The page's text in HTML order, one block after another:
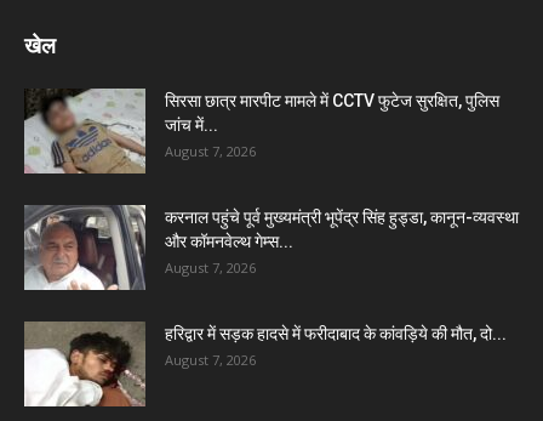
खेल
सिरसा छात्र मारपीट मामले में CCTV फुटेज सुरक्षित, पुलिस
जांच में...
August 7, 2026
करनाल पहुंचे पूर्व मुख्यमंत्री भूपेंद्र सिंह हुड्डा, कानून-व्यवस्था
और कॉमनवेल्थ गेम्स...
August 7, 2026
हरिद्वार में सड़क हादसे में फरीदाबाद के कांवड़िये की मौत, दो...
August 7, 2026